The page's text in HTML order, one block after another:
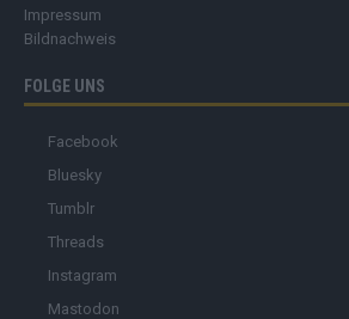
Impressum
Bildnachweis
FOLGE UNS
Facebook
Bluesky
Tumblr
Threads
Instagram
Mastodon